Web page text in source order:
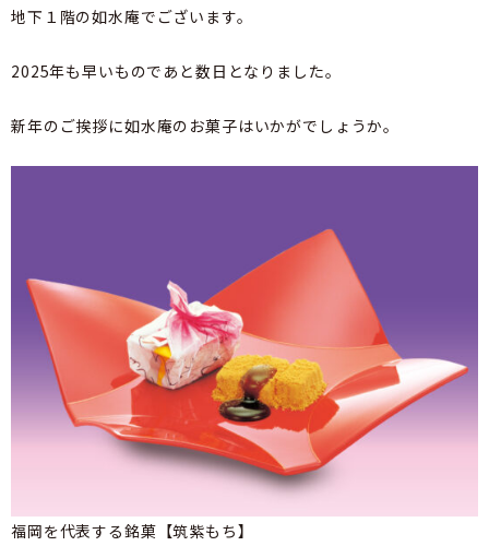
地下１階の如水庵でございます。
2025年も早いものであと数日となりました。
新年のご挨拶に如水庵のお菓子はいかがでしょうか。
福岡を代表する銘菓【筑紫もち】